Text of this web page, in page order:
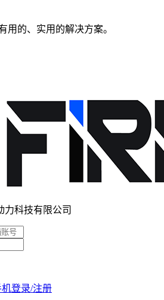
用的、实用的解决方案。
力科技有限公司
机登录/注册